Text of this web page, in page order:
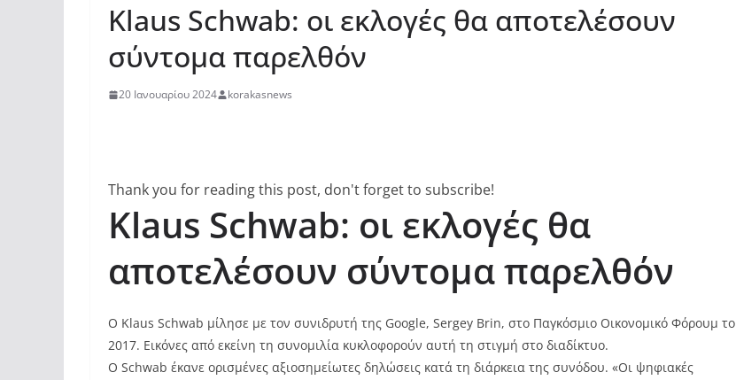
Klaus Schwab: οι εκλογές θα αποτελέσουν
σύντομα παρελθόν
20 Ιανουαρίου 2024 korakasnews
Thank you for reading this post, don't forget to subscribe!
Klaus Schwab: οι εκλογές θα
αποτελέσουν σύντομα παρελθόν
Ο Klaus Schwab μίλησε με τον συνιδρυτή της Google, Sergey Brin, στο Παγκόσμιο Οικονομικό Φόρουμ το
2017. Εικόνες από εκείνη τη συνομιλία κυκλοφορούν αυτή τη στιγμή στο διαδίκτυο.
Ο Schwab έκανε ορισμένες αξιοσημείωτες δηλώσεις κατά τη διάρκεια της συνόδου. «Οι ψηφιακές